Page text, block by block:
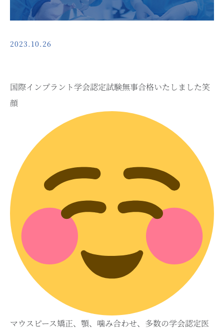
2023.10.26
国際インプラント学会認定試験無事合格いたしました笑
顔
マウスピース矯正、顎、噛み合わせ、多数の学会認定医